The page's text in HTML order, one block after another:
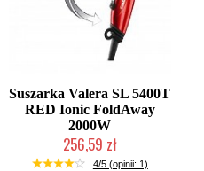
Suszarka Valera SL 5400T
RED Ionic FoldAway
2000W
256,59 zł
Produkt wycofany
4/5 (opinii: 1)